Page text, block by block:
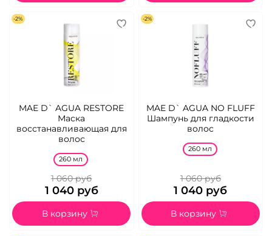
-2%
MAE D` AGUA RESTORE
Маска
восстанавливающая для
волос
260 мл
1 060 руб
1 040 руб
В корзину
-2%
MAE D` AGUA NO FLUFF
Шампунь для гладкости
волос
260 мл
1 060 руб
1 040 руб
В корзину